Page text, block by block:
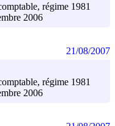
régime 1981
2006
régime 1981
2006
21/08/2007